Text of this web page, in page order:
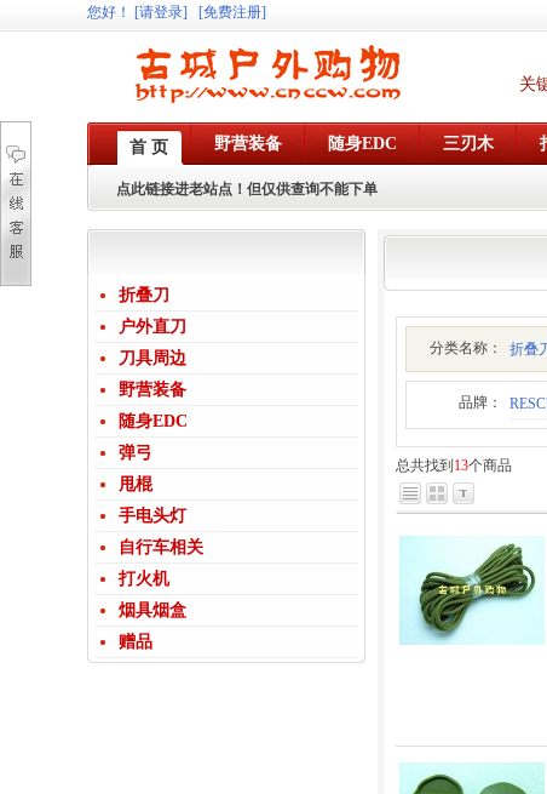
您好 ！ [请登录] [免费注册]
关
首 页 野营装备 随身EDC 三刃木
点此链接进老站点！但仅供查询不能下单
折叠刀
户外直刀
刀具周边
野营装备
随身EDC
弹弓
甩棍
手电头灯
自行车相关
打火机
烟具烟盒
赠品
分类名称： 折叠
品牌：
总共找到 13个商品